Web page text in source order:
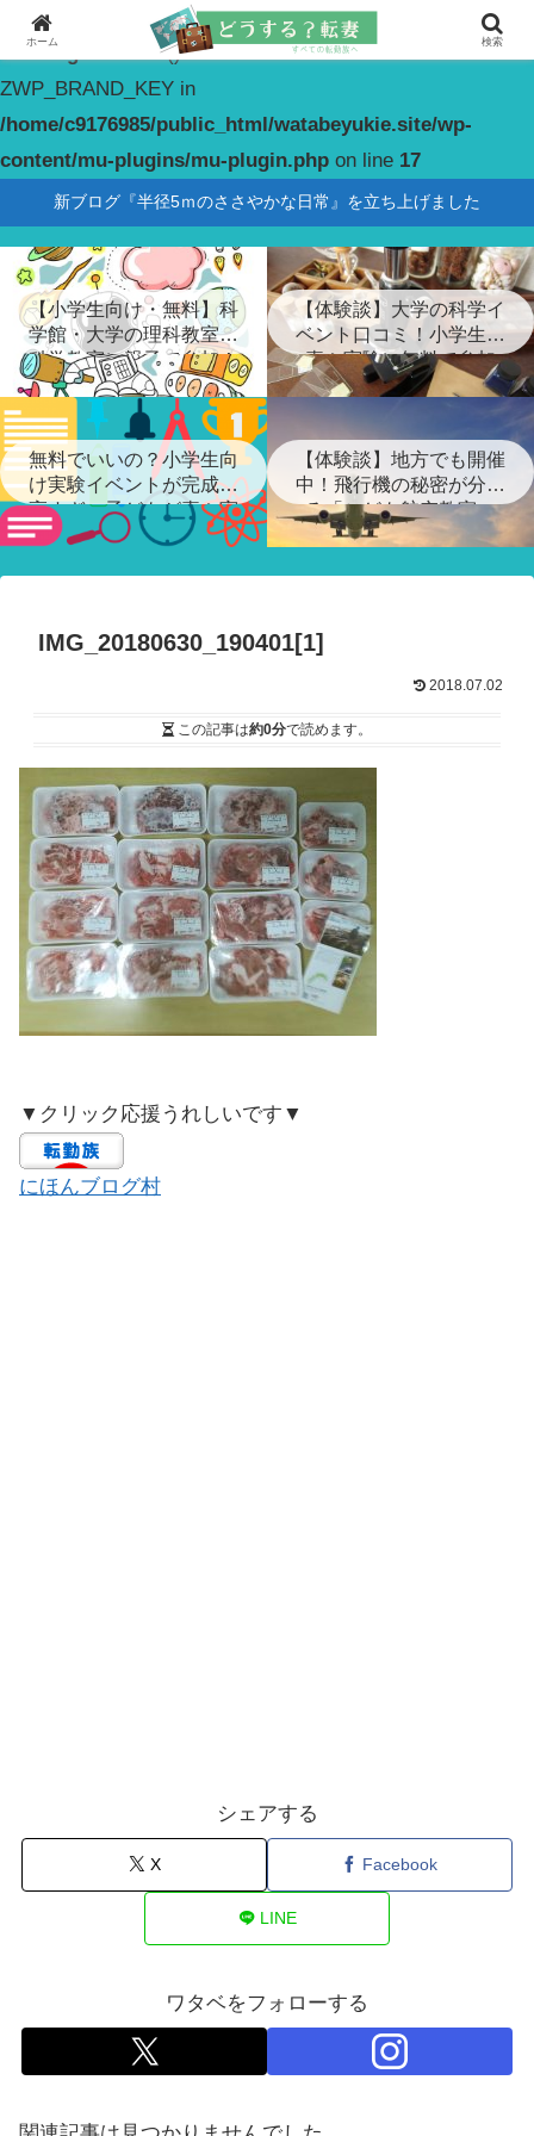
Warning
: constant(): Couldn't find constant
ZWP_BRAND_KEY in
/home/c9176985/public_html/watabeyukie.site/wp-
content/mu-plugins/mu-plugin.php on line 17
新ブログ『半径5ｍのささやかな日常』を立ち上げました
【小学生向け・無料】科
学館・大学の理科教室・
科学教室に親子で参加！
【体験談】大学の科学イ
ベント口コミ！小学生が
喜ぶ実験に無料で参加
無料でいいの？小学生向
け実験イベントが完成度
高すぎ…子どもが喜ぶ実
験ショー
【体験談】地方でも開催
中！飛行機の秘密が分か
る「こども航空教室」
IMG_20180630_190401[1]
2018.07.02
この記事は約0分で読めます。
▼クリック応援うれしいです▼
にほんブログ村
シェアする
X Facebook
LINE
ワタベをフォローする
ホーム 検索